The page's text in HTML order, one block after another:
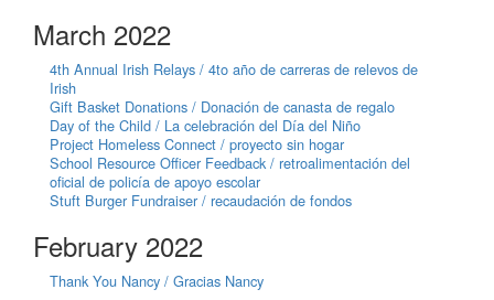
March 2022
4th Annual Irish Relays / 4to año de carreras de relevos de
Irish
Gift Basket Donations / Donación de canasta de regalo
Day of the Child / La celebración del Día del Niño
Project Homeless Connect / proyecto sin hogar
School Resource Officer Feedback / retroalimentación del
oficial de policía de apoyo escolar
Stuft Burger Fundraiser / recaudación de fondos
February 2022
Thank You Nancy / Gracias Nancy